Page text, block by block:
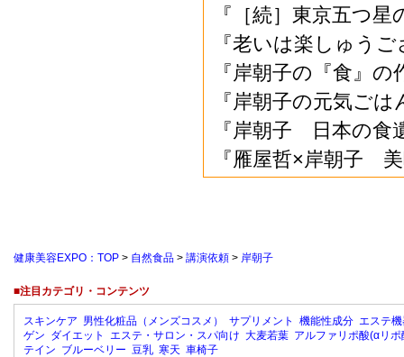
『［続］東京五つ
『老いは楽しゅう
『岸朝子の『食』
『岸朝子の元気ご
『岸朝子 日本の食
『雁屋哲×岸朝子
健康美容EXPO：TOP > 自然食品 > 講演依頼 > 岸朝子
■注目カテゴリ・コンテンツ
スキンケア 男性化粧品（メンズコスメ） サプリメント 機能性成分 エステ
ゲン ダイエット エステ・サロン・スパ向け 大麦若葉 アルファリポ酸(αリポ
テイン ブルーベリー 豆乳 寒天 車椅子